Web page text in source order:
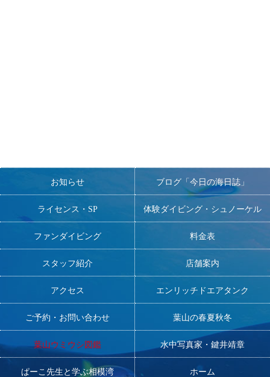
お知らせ ブログ「今日の海日誌」
ライセンス・SP 体験ダイビング・シュノーケル
ファンダイビング 料金表
スタッフ紹介 店舗案内
アクセス エンリッチドエアタンク
ご予約・お問い合わせ 葉山の春夏秋冬
葉山ウミウシ図鑑 水中写真家・鍵井靖章
ぱーこ先生と学ぶ相模湾 ホーム